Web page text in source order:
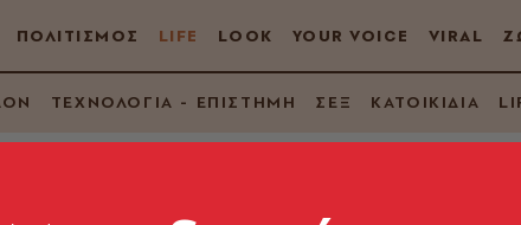
ΠΟΛΙΤΙΣΜΟΣ LIFE LOOK YOUR VOICE VIRAL
ΤΕΧΝΟΛΟΓΙΑ - ΕΠΙΣΤΗΜΗ ΣΕΞ ΚΑΤΟΙΚΙΔΙΑ